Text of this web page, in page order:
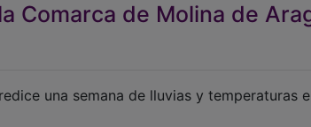
Comarca de Molina de
una semana de lluvias y temperaturas